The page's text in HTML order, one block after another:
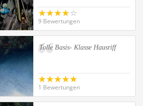
9 Bewertungen
Tolle Basis- Klasse Hausriff
1 Bewertungen